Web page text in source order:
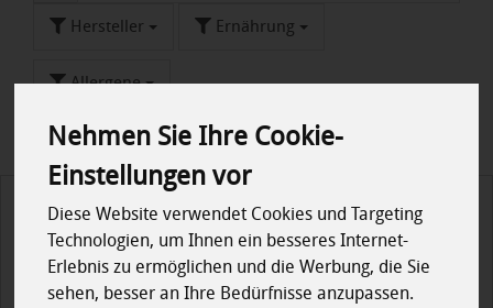
Nehmen Sie Ihre Cookie-
Einstellungen vor
Diese Website verwendet Cookies und Targeting
Technologien, um Ihnen ein besseres Internet-
Erlebnis zu ermöglichen und die Werbung, die Sie
sehen, besser an Ihre Bedürfnisse anzupassen.
Hersteller Ernährung
Allergene